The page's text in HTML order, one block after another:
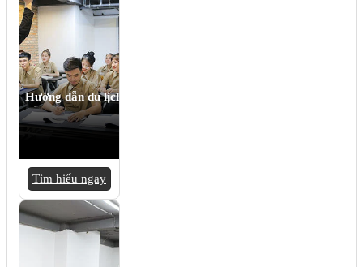
Hướng dẫn du lịch
Tìm hiểu ngay